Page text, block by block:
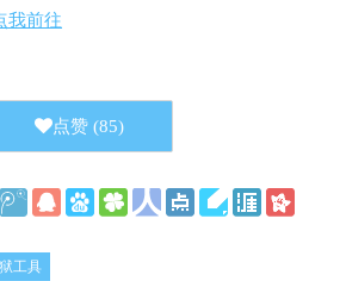
我前往
点赞 (85)
工具